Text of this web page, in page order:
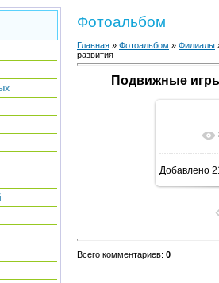
Фотоальбом
Главная » Фотоальбом » Филиалы
развития
Подвижные
В
Добавлено
Всего комментариев: 0